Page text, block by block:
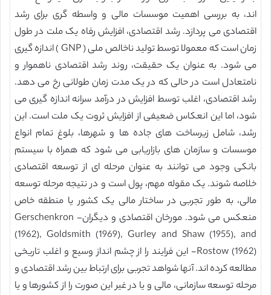
اند، به بررسی اهمیت موسسات مالی و واسطه گری برای رشد
اقتصادی می پردازد. رشد اقتصادی، افزایش رفاه یک ملت در طول
زمان است که معمولا توسط تولید ناخالص ملی ( GNP ) اندازه گیری
می شود. به عنوان یک حقیقت، روند رشد اقتصادی ناهموار و
نامتعادل است در حالی که در یک مدت زمان طولانی رخ می دهد.
رشد اقتصادی، اغلب توسط افزایش در درآمد سرانه اندازه گیری می
شود، اما این انعکاس ضعیفی از افزایش ثروت یک ملت است. این
رشد، شامل زیرساخت های جاده ها و شهرها، بلوغ تمام انواع
موسسات و سازمان های بازاریابی می شود که همراه با سیستم
بانکی وجود می توانند به عنوان مرحله ای از توسعه اقتصادی
خلاصه شوند. یک مقوله مهم، پول است و در نتیجه مرحله توسعه
مالی، به طور تجربی در ساختار مالی یک کشور یا منطقه خاص
منعکس می شود. مورخان اقتصادی و دیگران- Gerschenkron
(1962), Goldsmith (1969), Gurley and Shaw (1955), and
Rostow (1962)- این فرایند را از چشم انداز وسیع و اغلب تاریخی
مطالعه کرده اند. آنها شواهد تجربی برای ارتباط بین رشد اقتصادی و
مرحله توسعه سازمانی، مالی و یا در غیر این صورت را از کشورها و یا